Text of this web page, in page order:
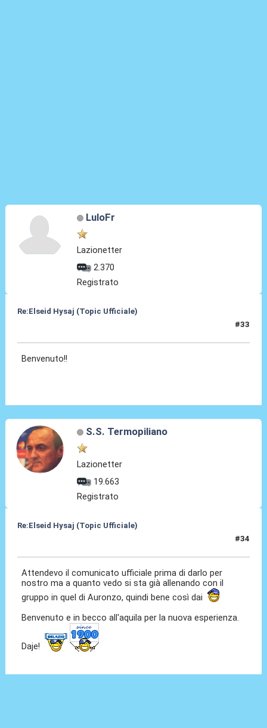
LuloFr
Lazionetter
2.370
Registrato
Re:Elseid Hysaj (Topic Ufficiale)
#33
Benvenuto!!
S.S. Termopiliano
Lazionetter
19.663
Registrato
Re:Elseid Hysaj (Topic Ufficiale)
#34
Attendevo il comunicato ufficiale prima di darlo per
nostro ma a quanto vedo si sta già allenando con il
gruppo in quel di Auronzo, quindi bene così dai
Benvenuto e in becco all'aquila per la nuova esperienza.
Daje!